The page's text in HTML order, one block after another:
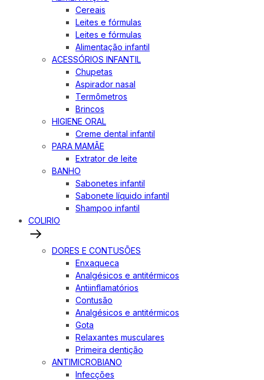
Cereais
Leites e fórmulas
Leites e fórmulas
Alimentação infantil
ACESSÓRIOS INFANTIL
Chupetas
Aspirador nasal
Termômetros
Brincos
HIGIENE ORAL
Creme dental infantil
PARA MAMÃE
Extrator de leite
BANHO
Sabonetes infantil
Sabonete líquido infantil
Shampoo infantil
COLIRIO
DORES E CONTUSÕES
Enxaqueca
Analgésicos e antitérmicos
Antiinflamatórios
Contusão
Analgésicos e antitérmicos
Gota
Relaxantes musculares
Primeira dentição
ANTIMICROBIANO
Infecções